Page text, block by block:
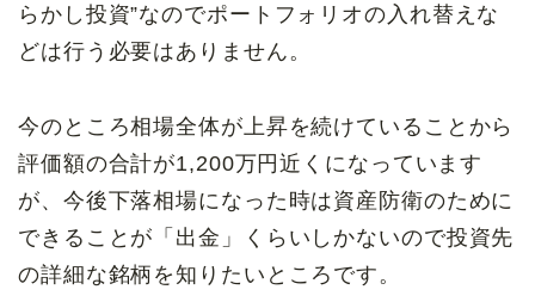
らかし投資”なのでポートフォリオの入れ替えな
どは行う必要はありません。
今のところ相場全体が上昇を続けていることから
評価額の合計が1,200万円近くになっています
が、今後下落相場になった時は資産防衛のために
できることが「出金」くらいしかないので投資先
の詳細な銘柄を知りたいところです。